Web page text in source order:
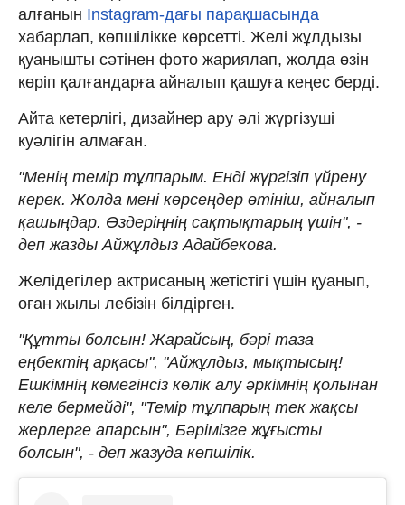
алғанын Instagram-дағы парақшасында
хабарлап, көпшілікке көрсетті. Желі жұлдызы
қуанышты сәтінен фото жариялап, жолда өзін
көріп қалғандарға айналып қашуға кеңес берді.
Айта кетерлігі, дизайнер ару әлі жүргізуші
куәлігін алмаған.
"Менің темір тұлпарым. Енді жүргізіп үйрену
керек. Жолда мені көрсеңдер өтініш, айналып
қашыңдар. Өздеріңнің сақтықтарың үшін", -
деп жазды Айжұлдыз Адайбекова.
Желідегілер актрисаның жетістігі үшін қуанып,
оған жылы лебізін білдірген.
"Құтты болсын! Жарайсың, бәрі таза
еңбектің арқасы", "Айжұлдыз, мықтысың!
Ешкімнің көмегінсіз көлік алу әркімнің қолынан
келе бермейді", "Темір тұлпарың тек жақсы
жерлерге апарсын", Бәрімізге жұғысты
болсын", - деп жазуда көпшілік.